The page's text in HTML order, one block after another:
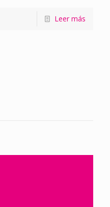
Leer más